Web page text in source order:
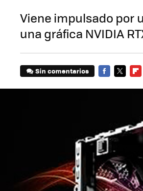
Viene impulsado por
una gráfica NVIDIA
Sin comentarios